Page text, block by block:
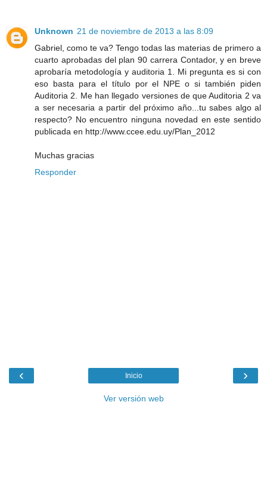
Unknown 21 de noviembre de 2013 a las 8:09
Gabriel, como te va? Tengo todas las materias de primero a
cuarto aprobadas del plan 90 carrera Contador, y en breve
aprobaría metodología y auditoria 1. Mi pregunta es si con
eso basta para el título por el NPE o si también piden
Auditoria 2. Me han llegado versiones de que Auditoria 2 va
a ser necesaria a partir del próximo año...tu sabes algo al
respecto? No encuentro ninguna novedad en este sentido
publicada en http://www.ccee.edu.uy/Plan_2012
Muchas gracias
Responder
‹ ›
Inicio
Ver versión web